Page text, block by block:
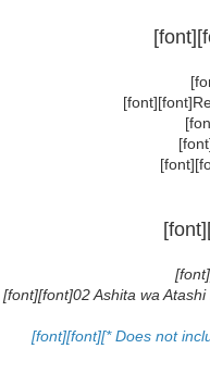
[font][font]02 Ashita wa
[font][font][* Does not